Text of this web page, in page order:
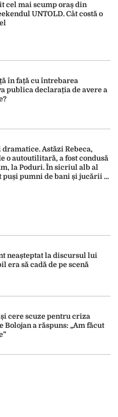
cel mai scump oraș din
UNTOLD. Cât costă o
în față cu întrebarea
publica declarația de avere a
Astăzi Rebeca,
o autoutilitară, a fost condusă
la Poduri. În sicriul alb al
puși pumni de bani și jucării –
neașteptat la discursul lui
era să cadă de pe scenă
cere scuze pentru criza
Bolojan a răspuns: „Am făcut